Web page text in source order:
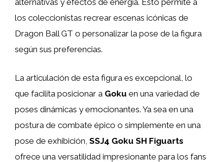
alternativas y efectos de energía. Esto permite a
los coleccionistas recrear escenas icónicas de
Dragon Ball GT o personalizar la pose de la figura
según sus preferencias.
La articulación de esta figura es excepcional, lo
que facilita posicionar a Goku en una variedad de
poses dinámicas y emocionantes. Ya sea en una
postura de combate épico o simplemente en una
pose de exhibición, SSJ4 Goku SH Figuarts
ofrece una versatilidad impresionante para los fans